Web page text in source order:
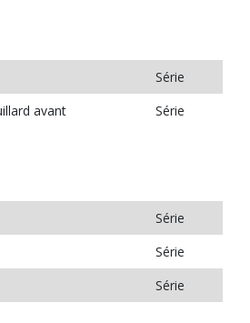
Série
avant
Série
Série
Série
Série